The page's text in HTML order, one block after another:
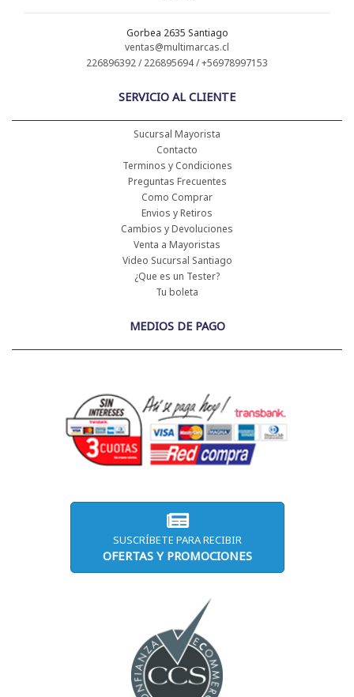
Gorbea 2635 Santiago
ventas@multimarcas.cl
226896392 / 226895694 / +56978997153
SERVICIO AL CLIENTE
Sucursal Mayorista
Contacto
Terminos y Condiciones
Preguntas Frecuentes
Como Comprar
Envios y Retiros
Cambios y Devoluciones
Venta a Mayoristas
Video Sucursal Santiago
¿Que es un Tester?
Tu boleta
MEDIOS DE PAGO
SUSCRÍBETE PARA RECIBIR
OFERTAS Y PROMOCIONES